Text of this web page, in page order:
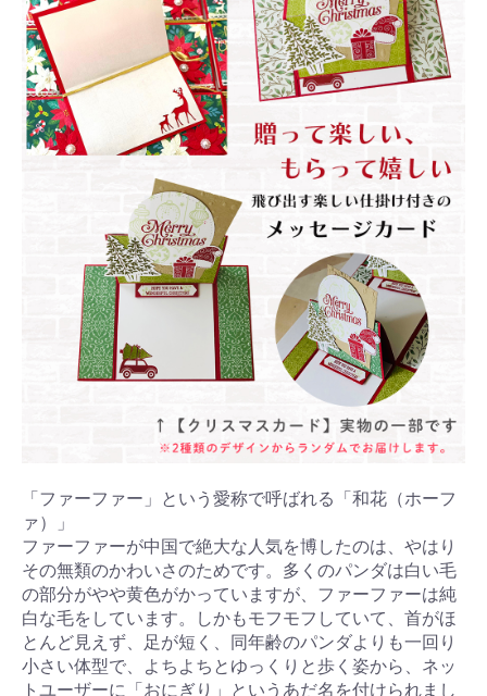
「ファーファー」という愛称で呼ばれる「和花（ホーフ
ァ）」
ファーファーが中国で絶大な人気を博したのは、やはり
その無類のかわいさのためです。多くのパンダは白い毛
の部分がやや黄色がかっていますが、ファーファーは純
白な毛をしています。しかもモフモフしていて、首がほ
とんど見えず、足が短く、同年齢のパンダよりも一回り
小さい体型で、よちよちとゆっくりと歩く姿から、ネッ
トユーザーに「おにぎり」というあだ名を付けられまし